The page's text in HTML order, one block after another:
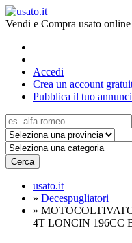
Vendi e Compra usato
Accedi
Crea un account
Pubblica il tuo
Cerca
usato.it
» Decespugliatori
»
4T LONCIN 196CC